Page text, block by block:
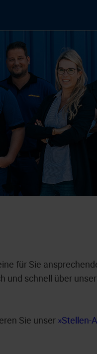
für Sie
und schnell über
Sie unser Stellen-